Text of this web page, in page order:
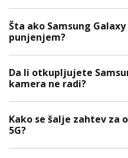
Šta ako Samsung
punjenjem?
Da li otkupljujete
kamera ne radi?
Kako se šalje zahtev za
5G?